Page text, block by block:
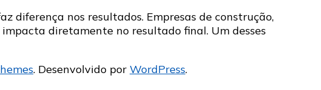
diferença nos resultados. Empresas de construção,
diretamente no resultado final. Um desses
. Desenvolvido por WordPress.